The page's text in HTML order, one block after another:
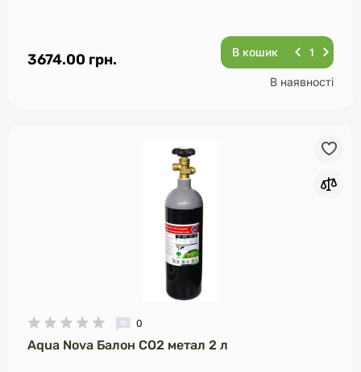
3674.00 грн. В кошик
В наявності
0
Aqua Nova Балон CO2 метал 2 л